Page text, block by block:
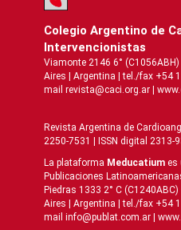
Colegio Argentino de
Intervencionistas
Viamonte 2146 6°
Aires | Argentina | tel./fax +54
mail revista@caci.org.ar |
Revista Argentina de
2250-7531 | ISSN digital 2313-
La plataforma Meducatium es
Publicaciones
Piedras 1333 2° C
Aires | Argentina | tel./fax +54
mail info@publat.com.ar |